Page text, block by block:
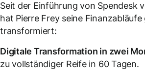
Seit der Einführung von Spendesk
hat Pierre Frey seine
transformiert:
Digitale Transformation in zwei
zu vollständiger Reife in 60 Tagen.